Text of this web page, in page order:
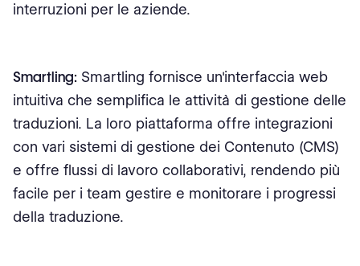
interruzioni per le aziende.
Smartling: Smartling fornisce un'interfaccia web
intuitiva che semplifica le attività di gestione delle
traduzioni. La loro piattaforma offre integrazioni
con vari sistemi di gestione dei Contenuto (CMS)
e offre flussi di lavoro collaborativi, rendendo più
facile per i team gestire e monitorare i progressi
della traduzione.